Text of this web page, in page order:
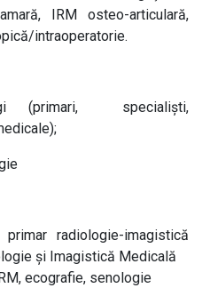
IRM osteo-articulară,
intraoperatorie.
(primari, specialiști,
radiologie-imagistică
și Imagistică Medicală
ecografie, senologie